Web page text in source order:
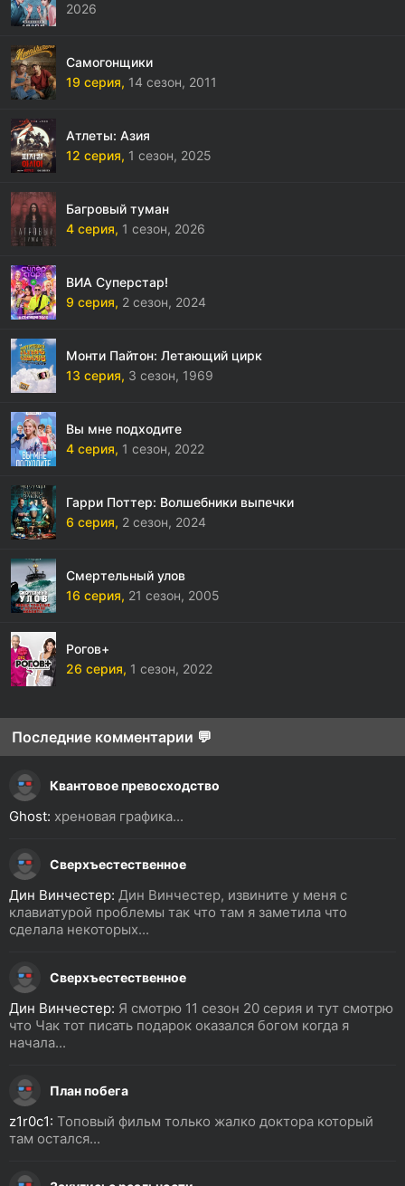
2026
Самогонщики
19 серия, 14 сезон, 2011
Атлеты: Азия
12 серия, 1 сезон, 2025
Багровый туман
4 серия, 1 сезон, 2026
ВИА Суперстар!
9 серия, 2 сезон, 2024
Монти Пайтон: Летающий цирк
13 серия, 3 сезон, 1969
Вы мне подходите
4 серия, 1 сезон, 2022
Гарри Поттер: Волшебники выпечки
6 серия, 2 сезон, 2024
Смертельный улов
16 серия, 21 сезон, 2005
Рогов+
26 серия, 1 сезон, 2022
Последние комментарии 💬
Квантовое превосходство
Ghost: хреновая графика...
Сверхъестественное
Дин Винчестер: Дин Винчестер, извините у меня с
клавиатурой проблемы так что там я заметила что
сделала некоторых...
Сверхъестественное
Дин Винчестер: Я смотрю 11 сезон 20 серия и тут смотрю
что Чак тот писать подарок оказался богом когда я
начала...
План побега
z1r0c1: Топовый фильм только жалко доктора который
там остался...